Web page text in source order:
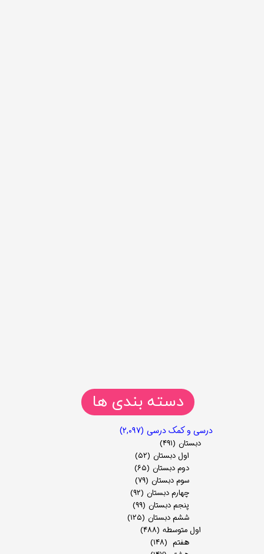
دسته بندی ها
درسی و کمک درسی (۲,۰۹۷)
دبستان (۴۹۱)
اول دبستان (۵۲)
دوم دبستان (۶۵)
سوم دبستان (۷۹)
چهارم دبستان (۹۲)
پنجم دبستان (۹۹)
ششم دبستان (۱۲۵)
اول متوسطه (۴۸۸)
هفتم (۱۴۸)